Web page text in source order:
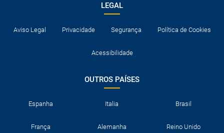
LEGAL
Aviso Legal Privacidade Segurança Política de Cookies
Acessibilidade
OUTROS PAÍSES
Espanha Italia Brasil
França Alemanha Reino Unido